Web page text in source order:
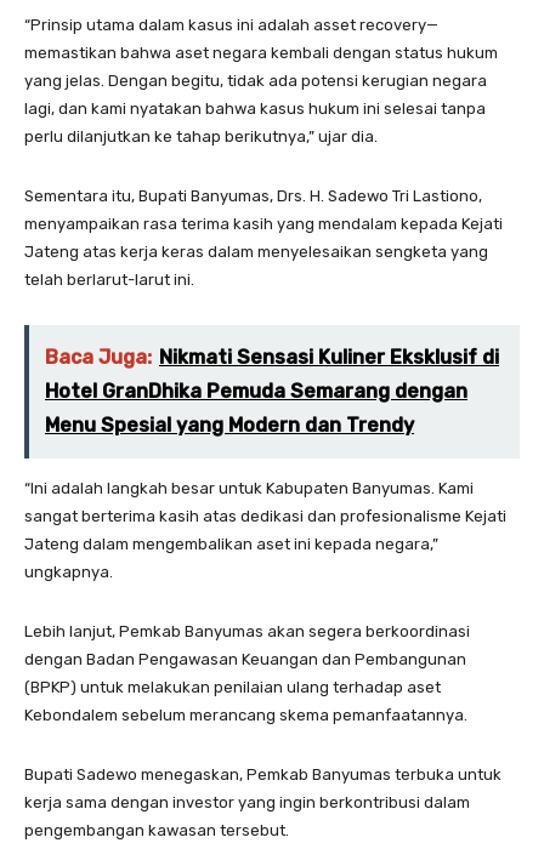
“Prinsip utama dalam kasus ini adalah asset recovery—
memastikan bahwa aset negara kembali dengan status hukum
yang jelas. Dengan begitu, tidak ada potensi kerugian negara
lagi, dan kami nyatakan bahwa kasus hukum ini selesai tanpa
perlu dilanjutkan ke tahap berikutnya,” ujar dia.
Sementara itu, Bupati Banyumas, Drs. H. Sadewo Tri Lastiono,
menyampaikan rasa terima kasih yang mendalam kepada Kejati
Jateng atas kerja keras dalam menyelesaikan sengketa yang
telah berlarut-larut ini.
Baca Juga: Nikmati Sensasi Kuliner Eksklusif di
Hotel GranDhika Pemuda Semarang dengan
Menu Spesial yang Modern dan Trendy
“Ini adalah langkah besar untuk Kabupaten Banyumas. Kami
sangat berterima kasih atas dedikasi dan profesionalisme Kejati
Jateng dalam mengembalikan aset ini kepada negara,”
ungkapnya.
Lebih lanjut, Pemkab Banyumas akan segera berkoordinasi
dengan Badan Pengawasan Keuangan dan Pembangunan
(BPKP) untuk melakukan penilaian ulang terhadap aset
Kebondalem sebelum merancang skema pemanfaatannya.
Bupati Sadewo menegaskan, Pemkab Banyumas terbuka untuk
kerja sama dengan investor yang ingin berkontribusi dalam
pengembangan kawasan tersebut.